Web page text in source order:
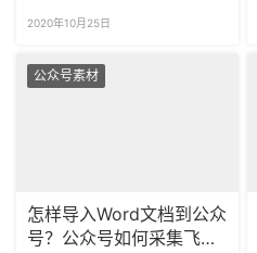
2020年10月25日
公众号素材
怎样导入Word文档到公众
号？公众号如何采集飞书